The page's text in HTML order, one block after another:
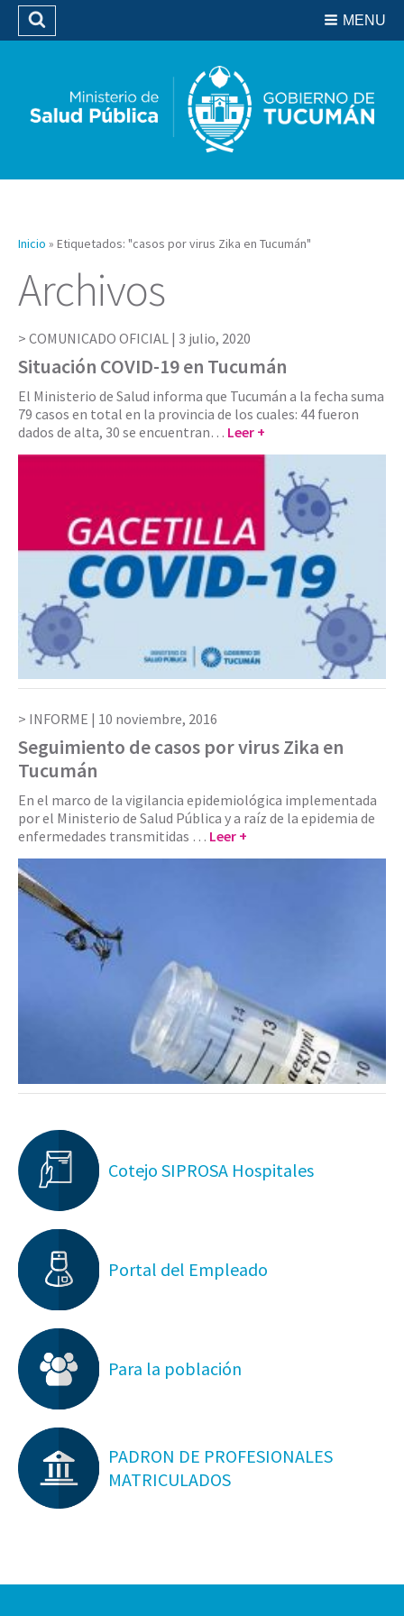
Biblioteca
MENU
Buscar
Inicio » Etiquetados: "casos por virus Zika en Tucumán"
Archivos
COMUNICADO OFICIAL | 3 julio, 2020
Situación COVID-19 en Tucumán
El Ministerio de Salud informa que Tucumán a la fecha suma
79 casos en total en la provincia de los cuales: 44 fueron
dados de alta, 30 se encuentran… Leer +
INFORME | 10 noviembre, 2016
Seguimiento de casos por virus Zika en
Tucumán
En el marco de la vigilancia epidemiológica implementada
por el Ministerio de Salud Pública y a raíz de la epidemia de
enfermedades transmitidas … Leer +
Cotejo SIPROSA Hospitales
Portal del Empleado
Para la población
PADRON DE PROFESIONALES
MATRICULADOS